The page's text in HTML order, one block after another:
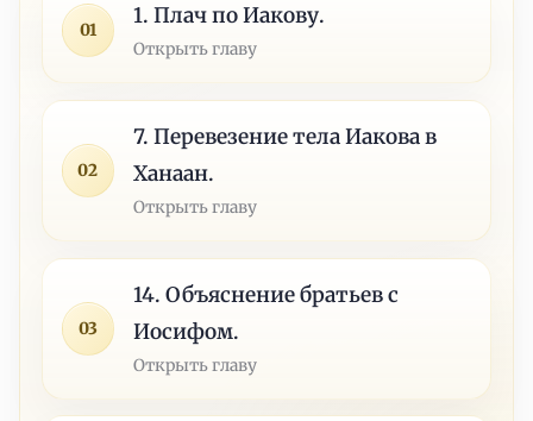
01
1. Плач по Иакову.
Открыть главу
02
7. Перевезение тела Иакова в
Ханаан.
Открыть главу
03
14. Объяснение братьев с
Иосифом.
Открыть главу